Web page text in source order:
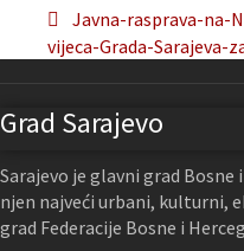
Javna-rasprava-na-
vijeca-Grada-Sarajeva-
Grad Sarajevo
Sarajevo je glavni grad
njen najveći urbani, kulturni,
grad Federacije Bosne i